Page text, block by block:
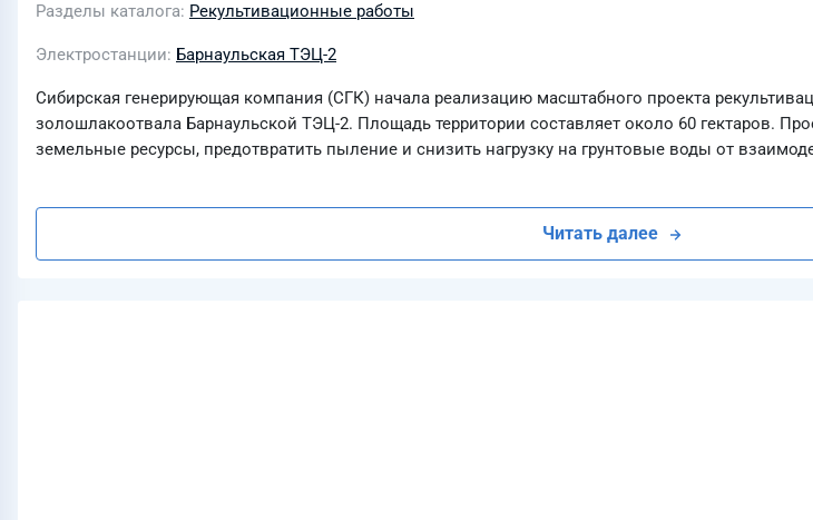
Разделы каталога Рекультивационные работы
Электростанции Барнаульская ТЭЦ-2
Сибирская генерирующая компания (СГК) начала реализацию масштабного проекта
золошлакоотвала Барнаульской ТЭЦ-2. Площадь территории составляет около 60 гектаров.
земельные ресурсы, предотвратить пыление и снизить нагрузку на грунтовые воды от
Читать далее